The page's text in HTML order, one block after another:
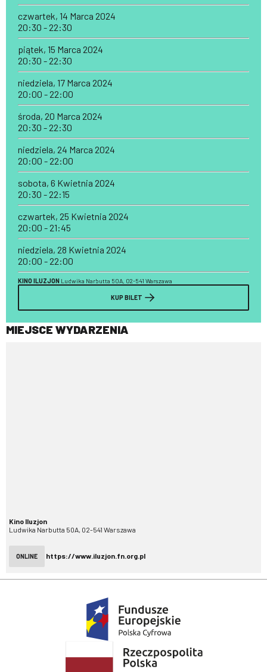
czwartek, 14 Marca 2024
20:30 - 22:30
piątek, 15 Marca 2024
20:30 - 22:30
niedziela, 17 Marca 2024
20:00 - 22:00
środa, 20 Marca 2024
20:30 - 22:30
niedziela, 24 Marca 2024
20:00 - 22:00
sobota, 6 Kwietnia 2024
20:30 - 22:15
czwartek, 25 Kwietnia 2024
20:00 - 21:45
niedziela, 28 Kwietnia 2024
20:00 - 22:00
KINO ILUZJON Ludwika Narbutta 50A, 02-541 Warszawa
KUP BILET
MIEJSCE WYDARZENIA
Kino Iluzjon
Ludwika Narbutta 50A, 02-541 Warszawa
ONLINE https://www.iluzjon.fn.org.pl